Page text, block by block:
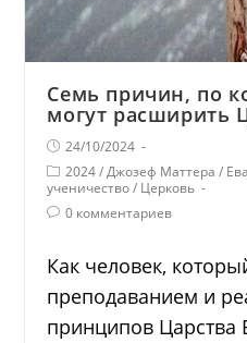
Семь причин, по
могут расширить
24/10/2024
2024 / Джозеф Маттера /
ученичество / Церковь
0 комментариев
Как человек,
преподаванием и
принципов Царства